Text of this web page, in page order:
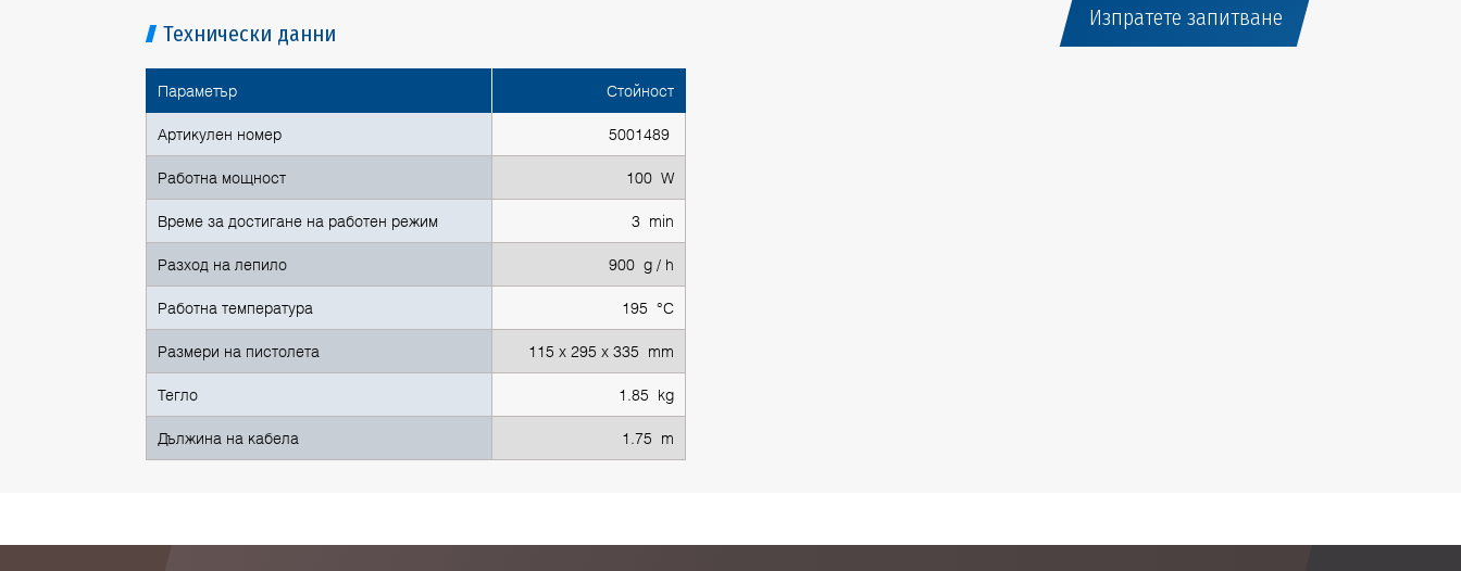
Технически данни
Параметър Стойност
Артикулен номер 5001489
Работна мощност 100 W
Време за достигане на работен режим 3 min
Разход на лепило 900 g / h
Работна температура 195 °С
Размери на пистолета 115 x 295 x 335 mm
Тегло 1.85 kg
Дължина на кабела 1.75 m
Изпратете запитване